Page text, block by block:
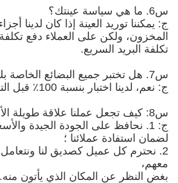
س6. ما هي سياسة عينتك؟
ج: يمكننا توريد العينة إذا كان لدينا
المخزون، ولكن على العملاء دفع تكلفة
تكلفة البريد السريع.
س7. هل تختبر جميع البضائع الخاصة بك قبل التسليم؟
ج: نعم، لدينا اختبار بنسبة 100٪ قبل التسليم
س8: كيف تجعل عملنا علاقة طويلة الأمد وجيدة؟
ج: 1. نحافظ على الجودة الجيدة
لضمان استفادة عملائنا ؛
2. نحترم كل عميل كصديق لنا
معهم،
بغض النظر عن المكان الذي يأتون منه.